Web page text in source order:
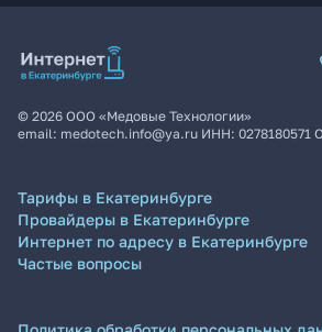
© 2026 ООО «Медовые Технологии»
email: medotech.info@ya.ru ИНН: 0278180571
Тарифы в Екатеринбурге
Провайдеры в Екатеринбурге
Интернет по адресу в Екатеринбурге
Частые вопросы